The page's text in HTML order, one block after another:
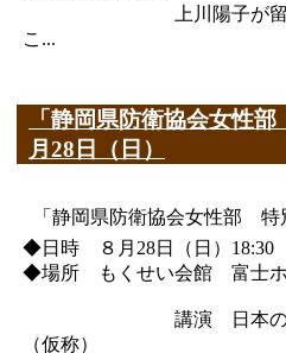
上川陽子が留学経
こ...
「静岡県防衛協会女性
月28日（日）
「静岡県防衛協会女性部 特
◆日時 ８月28日（日）
◆場所 もくせい会館 富士
講演 日本の安全保
（仮称）